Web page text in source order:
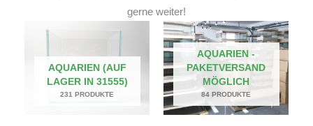
gerne weiter!
AQUARIEN (AUF
LAGER IN 31555)
231 PRODUKTE
AQUARIEN -
PAKETVERSAND
MÖGLICH
84 PRODUKTE